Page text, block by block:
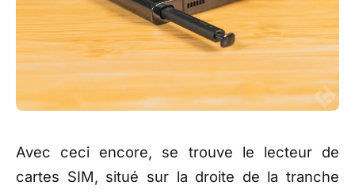
Avec ceci encore, se trouve le lecteur de
cartes SIM, situé sur la droite de la tranche